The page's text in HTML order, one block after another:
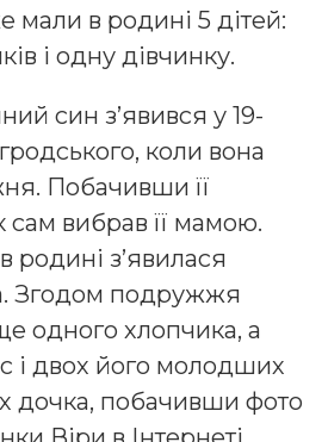
мали в родині 5 дітей:
і одну дівчинку.
син з’явився у 19-
коли вона
Побачивши її
вибрав її мамою.
родині з’явилася
Згодом подружжя
одного хлопчика, а
і двох його молодших
дочка, побачивши фото